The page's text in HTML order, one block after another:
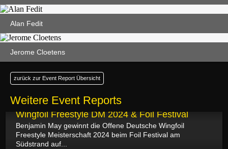
Alan Fedit
Jerome Cloetens
Weitere Event Reports
zurück zur Event Report Übersicht
19.05.2024
Wingfoil Freestyle DM 2024 & Foil Festival
Benjamin May gewinnt die Offene Deutsche Wingfoil
Freestyle Meisterschaft 2024 beim Foil Festival am
Südstrand auf...